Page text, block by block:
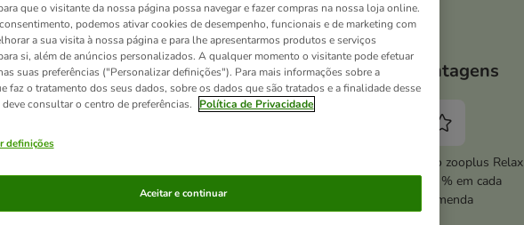
para
Cama Fluffy 2in1 para
As vantagens
Ative o serviço zooplus Relax
e poupe 5 % em cada
encomenda
que o visitante da nossa página possa navegar e fazer compras na nossa loja online.
podemos ativar cookies de desempenho, funcionais e de marketing com
a sua visita à nossa página e para lhe apresentarmos produtos e serviços
si, além de anúncios personalizados. A qualquer momento o visitante pode efetuar
suas preferências ("Personalizar definições"). Para mais informações sobre a
faz o tratamento dos seus dados, sobre os dados que são tratados e a finalidade desse
consultar o centro de preferências.
Política de Privacidade
definições
Aceitar e continuar